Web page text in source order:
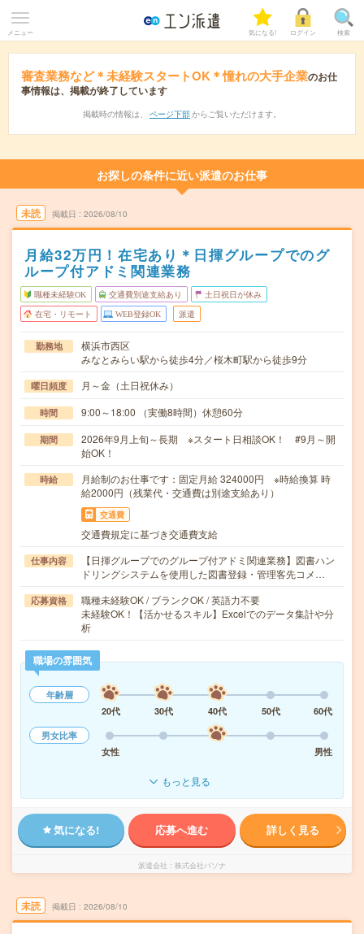
メニュー 気になる! ログイン 検索
審査業務など＊未経験スタートOK＊憧れの大手企業のお仕
事情報は、掲載が終了しています
掲載時の情報は、 ページ下部 からご覧いただけます。
お探しの条件に近い派遣のお仕事
未読 掲載日 2026/08/10
月給32万円！在宅あり＊日揮グループでのグ
ループ付アドミ関連業務
職種未経験OK 交通費別途支給あり 土日祝日が休み
在宅・リモート WEB登録OK 派遣
勤務地
横浜市西区
みなとみらい駅から徒歩4分／桜木町駅から徒歩9分
曜日頻度 月～金（土日祝休み）
時間 9:00～18:00 （実働8時間）休憩60分
期間
2026年9月上旬～長期 ※スタート日相談OK！ #9月～開
始OK！
時給
月給制のお仕事です：固定月給 324000円 ※時給換算 時
給2000円（残業代・交通費は別途支給あり）
交通費
交通費規定に基づき交通費支給
仕事内容
【日揮グループでのグループ付アドミ関連業務】図書ハン
ドリングシステムを使用した図書登録・管理客先コメ…
応募資格
職種未経験OK / ブランクOK / 英語力不要
未経験OK！【活かせるスキル】Excelでのデータ集計や分
析
職場の雰囲気
年齢層
20代
30代 40代 50代
60代
男女比率
女性
男性
もっと見る
気になる! 応募へ進む 詳しく見る
派遣会社 株式会社パソナ
未読 掲載日 2026/08/10